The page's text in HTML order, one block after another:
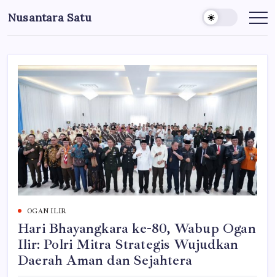
to
content
Nusantara Satu
Berita
Nusantara
OGAN ILIR
Hari Bhayangkara ke-80, Wabup Ogan
Ilir: Polri Mitra Strategis Wujudkan
Daerah Aman dan Sejahtera